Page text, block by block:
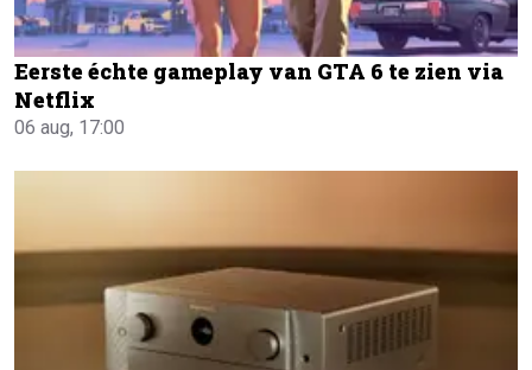
Eerste échte gameplay van GTA 6 te zien via
Netflix
06 aug, 17:00